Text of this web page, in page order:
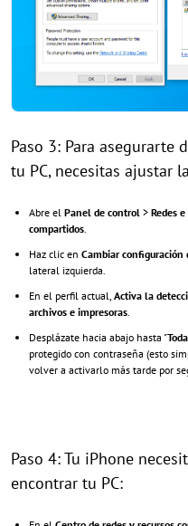
Paso 3: Para asegurarte
tu PC, necesitas ajustar
Abre el Panel de control > Redes
compartidos.
Haz clic en Cambiar configuración
lateral izquierda.
En el perfil actual, Activa la
archivos e impresoras.
Desplázate hacia abajo hasta "
protegido con contraseña (esto
volver a activarlo más tarde por
Paso 4: Tu iPhone
encontrar tu PC: